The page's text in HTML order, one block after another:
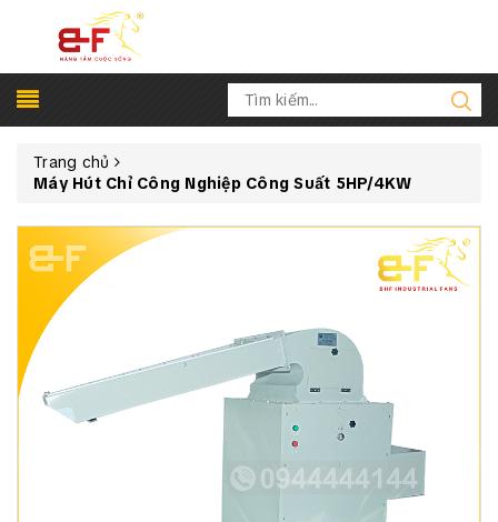
Trang chủ
Máy Hút Chỉ Công Nghiệp Công Suất 5HP/4KW